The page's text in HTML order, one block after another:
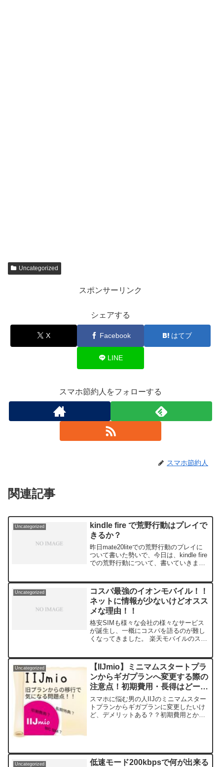
Uncategorized
スポンサーリンク
シェアする
X Facebook はてブ
LINE
スマホ節約人をフォローする
スマホ節約人
関連記事
Uncategorized
kindle fire で荒野行動はプレイで
きるか？
昨日mate20liteでの荒野行動のプレイに
ついて書いた勢いで、今日は、kindle fire
での荒野行動について、書いていきま
8HDを所有してま...
Uncategorized
コスパ最強のイオンモバイル！！
ネットに情報が少ないけどオスス
メな理由！！
格安SIMも様々な会社の様々なサービス
が誕生し、一概にコスパを語るのが難し
くなってきました。 楽天モバイルのスー
SNSの通信料カット、Linksmateはなん
と対象ゲ...
Uncategorized
【IIJmio】ミニマムスタートプラ
ンからギガプランへ変更する際の
注意点！初期費用・長得はどーな
る？？デメリットはあるか？
スマホに悩む男の人IIJのミニマムスター
トプランからギガプランに変更したいけ
ど、デメリットある？？初期費用とか長
Uncategorized
低速モード200kbpsで何が出来る